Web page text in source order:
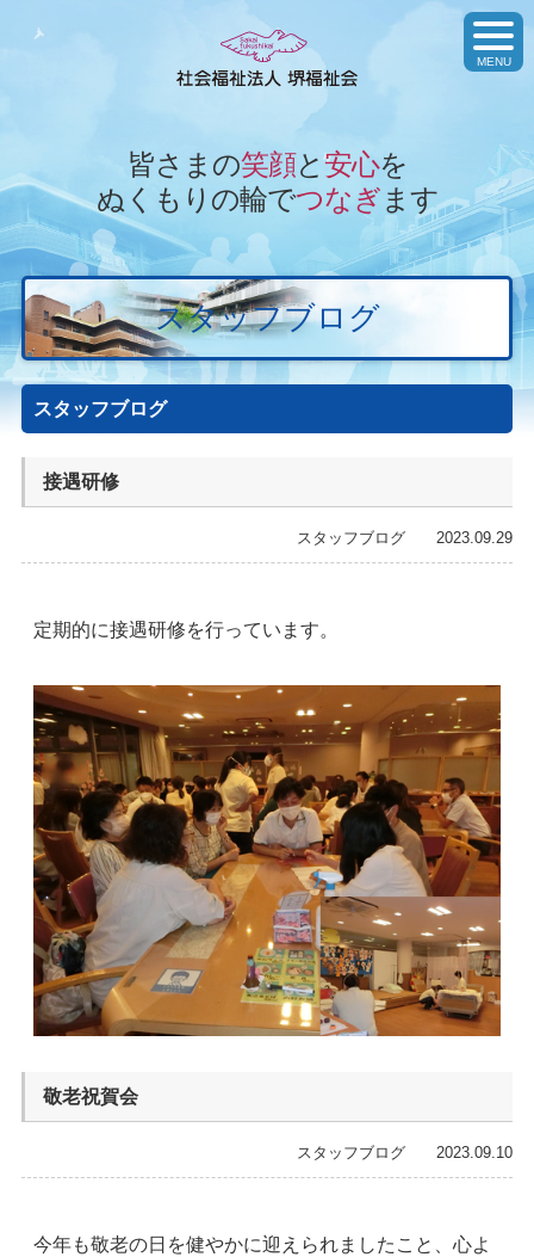
皆さまの笑顔と安心を
ぬくもりの輪でつなぎ ます
toggle
MENU
スタッフブログ
スタッフブログ
接遇研修
スタッフブログ 2023.09.29
定期的に接遇研修を行っています。
敬老祝賀会
スタッフブログ 2023.09.10
今年も敬老の日を健やかに迎えられましたこと、心よ